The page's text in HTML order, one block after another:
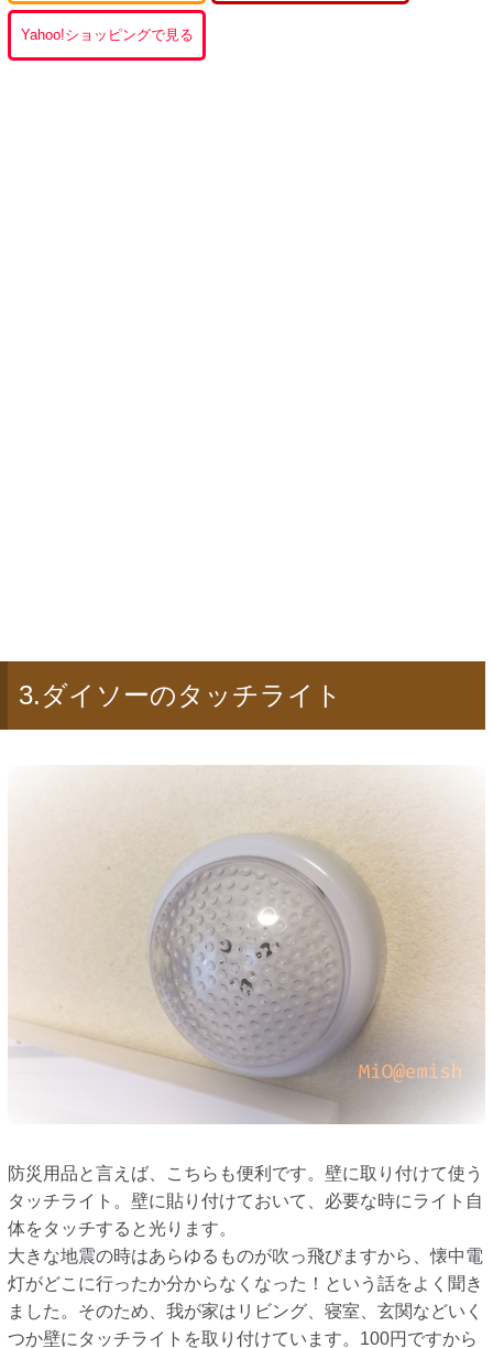
Yahoo!ショッピングで見る
3.ダイソーのタッチライト
防災用品と言えば、こちらも便利です。壁に取り付けて使う
タッチライト。壁に貼り付けておいて、必要な時にライト自
体をタッチすると光ります。
大きな地震の時はあらゆるものが吹っ飛びますから、懐中電
灯がどこに行ったか分からなくなった！という話をよく聞き
ました。そのため、我が家はリビング、寝室、玄関などいく
つか壁にタッチライトを取り付けています。100円ですから